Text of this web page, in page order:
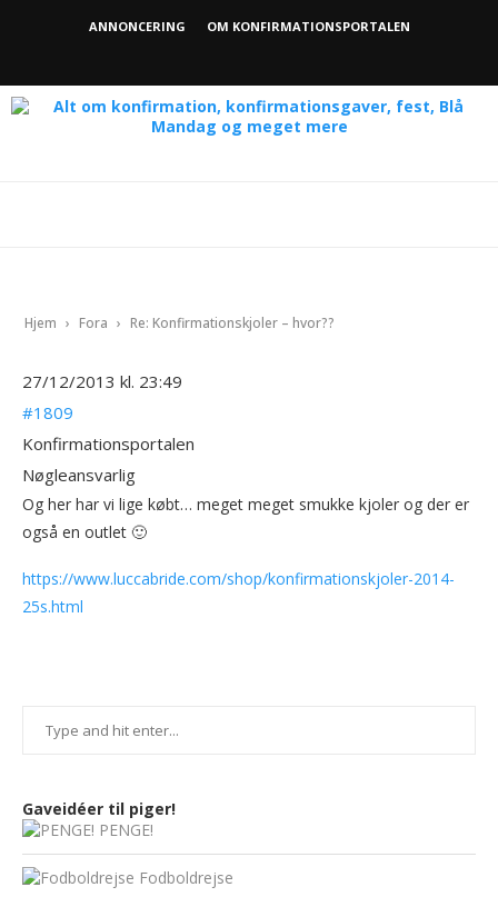
ANNONCERING OM KONFIRMATIONSPORTALEN
Hjem › Fora › Re: Konfirmationskjoler – hvor??
27/12/2013 kl. 23:49
#1809
Konfirmationsportalen
Nøgleansvarlig
Og her har vi lige købt… meget meget smukke kjoler og der er
også en outlet 🙂
https://www.luccabride.com/shop/konfirmationskjoler-2014-
25s.html
Gaveidéer til piger!
PENGE!
Fodboldrejse